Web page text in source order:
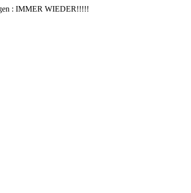
: IMMER WIEDER!!!!!